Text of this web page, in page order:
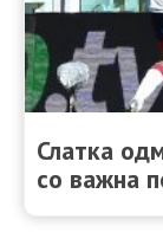
Слатка
со важна